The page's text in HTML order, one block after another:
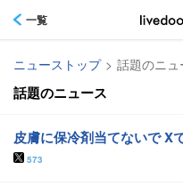
一覧
ニューストップ > 話題のニュ
話題のニュース
皮膚に保冷剤当てないで X
573